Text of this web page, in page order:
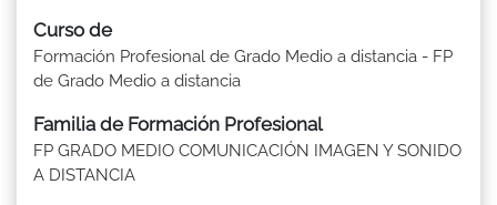
Curso de
Formación Profesional de Grado Medio a distancia - FP
de Grado Medio a distancia
Familia de Formación Profesional
FP GRADO MEDIO COMUNICACIÓN IMAGEN Y SONIDO
A DISTANCIA